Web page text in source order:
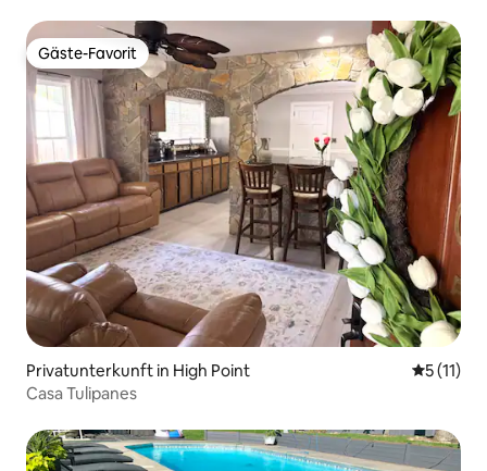
Gäste-Favorit
Gäste-Favorit
Privatunterkunft in High Point
5 (11)
Casa Tulipanes